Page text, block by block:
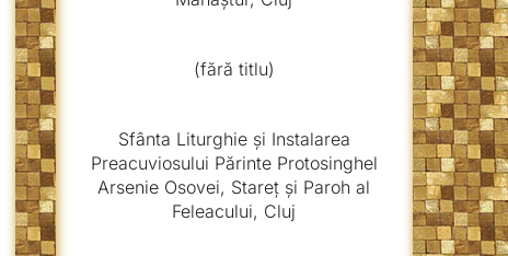
(fără titlu)
Sfânta Liturghie și Instalarea
Preacuviosului Părinte Protosinghel
Arsenie Osovei, Stareț și Paroh al
Feleacului, Cluj